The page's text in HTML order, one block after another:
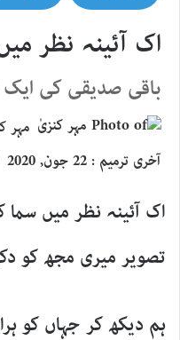
اک آئینہ نظر
باقی صدیقی کی ایک
مہر
آخری ترمیم : 22 جون, 2020
اک آئینہ نظر میں سما
تصویر میری مجھ کو
ہم دیکھ کر جہاں کو